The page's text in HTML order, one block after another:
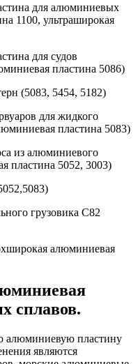
для алюминиевых
1100, ультраширокая
для судов
пластина 5086)
(5083, 5454, 5182)
для жидкого
пластина 5083)
из алюминиевого
пластина 5052, 3003)
грузовика С82
алюминиевая
сплавов.
алюминиевую пластину
являются